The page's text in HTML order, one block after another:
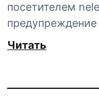
посетителем
предупреждение
Читать